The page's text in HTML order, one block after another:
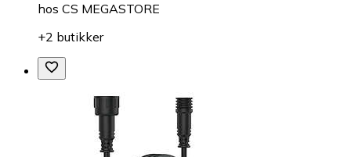
hos CS MEGASTORE
+2 butikker